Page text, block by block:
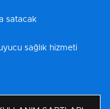
satacak
sağlık hizmeti